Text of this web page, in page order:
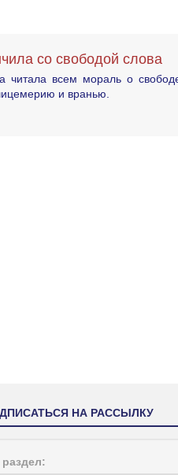
со свободой слова
читала всем мораль о
и вранью.
НА РАССЫЛКУ